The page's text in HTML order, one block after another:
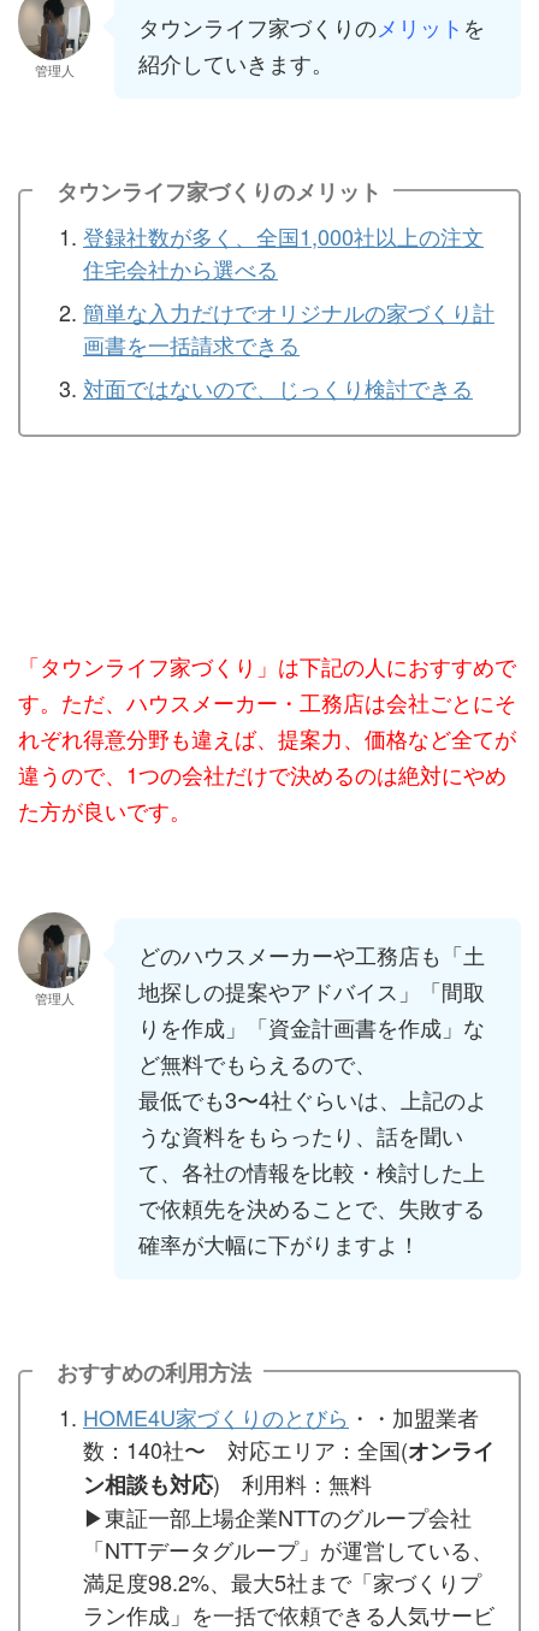
管理人
タウンライフ家づくりのメリット を
紹介していきます。
タウンライフ家づくりのメリット
登録社数が多く、全国1,000社以上の注文
住宅会社から選べる
簡単な入力だけでオリジナルの家づくり計
画書を一括請求できる
対面ではないので、じっくり検討できる
「タウンライフ家づくり」は下記の人におすすめで
す。ただ、ハウスメーカー・工務店は会社ごとにそ
れぞれ得意分野も違えば、提案力、価格など全てが
違うので、1つの会社だけで決めるのは絶対にやめ
た方が良いです。
管理人
どのハウスメーカーや工務店も「土
地探しの提案やアドバイス」「間取
りを作成」「資金計画書を作成」な
ど無料でもらえるので、
最低でも3〜4社ぐらいは、上記のよ
うな資料をもらったり、話を聞い
て、各社の情報を比較・検討した上
で依頼先を決めることで、失敗する
確率が大幅に下がりますよ！
おすすめの利用方法
HOME4U家づくりのとびら ・・加盟業者
数：140社〜 対応エリア：全国(オンライ
ン相談も対応) 利用料：無料
▶︎東証一部上場企業NTTのグループ会社
「NTTデータグループ」が運営している、
満足度98.2%、最大5社まで「家づくりプ
ラン作成」を一括で依頼できる人気サービ